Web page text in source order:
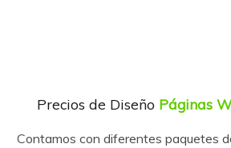
Precios de Diseño Páginas
Contamos con diferentes paquetes